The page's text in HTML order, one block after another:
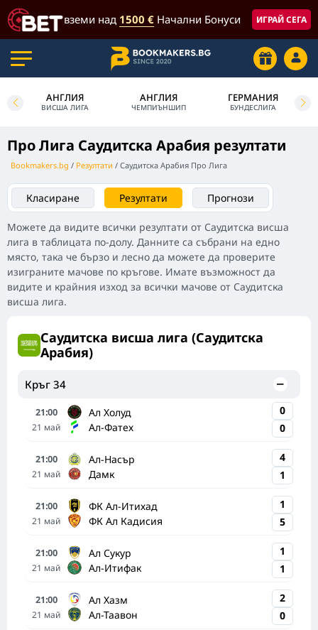
вземи над 1500 € Начални Бонуси ИГРАЙ СЕГА
АНГЛИЯ
ВИСША ЛИГА
АНГЛИЯ
ЧЕМПИЪНШИП
ГЕРМАНИЯ
БУНДЕСЛИГА
Про Лига Саудитска Арабия резултати
Bookmakers.bg Резултати Саудитска Арабия Про Лига
Класиране Резултати Прогнози
Можете да видите всички резултати от Саудитска висша
лига в таблицата по-долу. Данните са събрани на едно
място, така че бързо и лесно да можете да проверите
изиграните мачове по кръгове. Имате възможност да
видите и крайния изход за всички мачове от Саудитска
висша лига.
Саудитска висша лига (Саудитска
Арабия)
Кръг 34
21:00
21 май
Ал Холуд
Ал-Фатех
0
0
21:00
21 май
Ал-Насър
Дамк
4
1
21:00
21 май
ФК Ал-Итихад
ФК Ал Кадисия
1
5
21:00
21 май
Ал Сукур
Ал-Итифак
1
1
21:00
21 май
Ал Хазм
Ал-Таавон
2
0